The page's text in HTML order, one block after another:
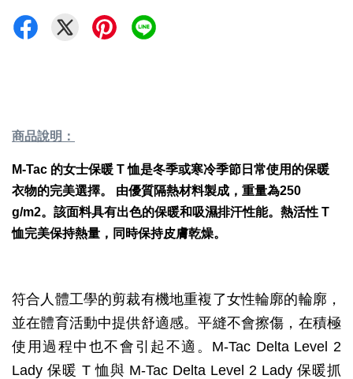
商品說明：
M-Tac 的女士保暖 T 恤是冬季或寒冷季節日常使用的保暖
衣物的完美選擇。 由優質隔熱材料製成，重量為250
g/m2。該面料具有出色的保暖和吸濕排汗性能。熱活性 T
恤完美保持熱量，同時保持皮膚乾燥。
符合人體工學的剪裁有機地重複了女性輪廓的輪廓，
並在體育活動中提供舒適感。平縫不會擦傷，在積極
使用過程中也不會引起不適。 M-Tac Delta Level 2
Lady 保暖 T 恤與 M-Tac Delta Level 2 Lady 保暖抓